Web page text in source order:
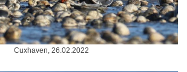
Cuxhaven, 26.02.2022